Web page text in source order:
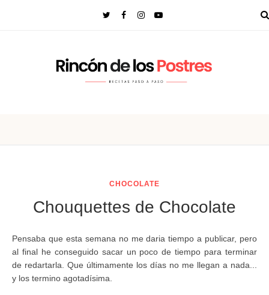
CHOCOLATE
Chouquettes de Chocolate
Pensaba que esta semana no me daria tiempo a publicar, pero
al final he conseguido sacar un poco de tiempo para terminar
de redartarla. Que últimamente los días no me llegan a nada...
y los termino agotadísima.